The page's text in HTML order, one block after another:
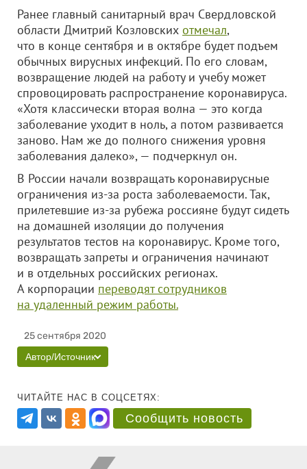
Ранее главный санитарный врач Свердловской
области Дмитрий Козловских отмечал,
что в конце сентября и в октябре будет подъем
обычных вирусных инфекций. По его словам,
возвращение людей на работу и учебу может
спровоцировать распространение коронавируса.
«Хотя классически вторая волна — это когда
заболевание уходит в ноль, а потом развивается
заново. Нам же до полного снижения уровня
заболевания далеко», — подчеркнул он.
В России начали возвращать коронавирусные
ограничения из-за роста заболеваемости. Так,
прилетевшие из-за рубежа россияне будут сидеть
на домашней изоляции до получения
результатов тестов на коронавирус. Кроме того,
возвращать запреты и ограничения начинают
и в отдельных российских регионах.
А корпорации переводят сотрудников
на удаленный режим работы.
25 сентября 2020
Автор/Источник
ЧИТАЙТЕ НАС В СОЦСЕТЯХ:
Сообщить новость